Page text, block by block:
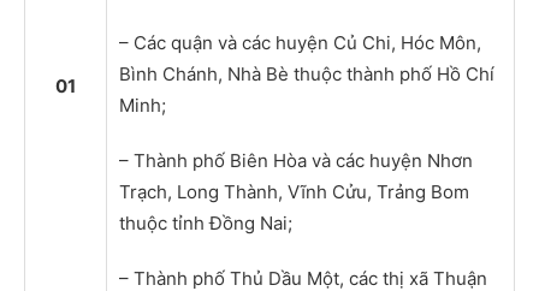
01
– Các quận và các huyện Củ Chi, Hóc Môn,
Bình Chánh, Nhà Bè thuộc thành phố Hồ Chí
Minh;
– Thành phố Biên Hòa và các huyện Nhơn
Trạch, Long Thành, Vĩnh Cửu, Trảng Bom
thuộc tỉnh Đồng Nai;
– Thành phố Thủ Dầu Một, các thị xã Thuận